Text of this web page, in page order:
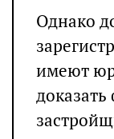
Однако
имеют